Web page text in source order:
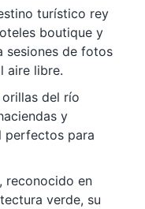
turístico rey
boutique y
sesiones de fotos
aire libre.
del río
y
perfectos para
reconocido en
verde, su